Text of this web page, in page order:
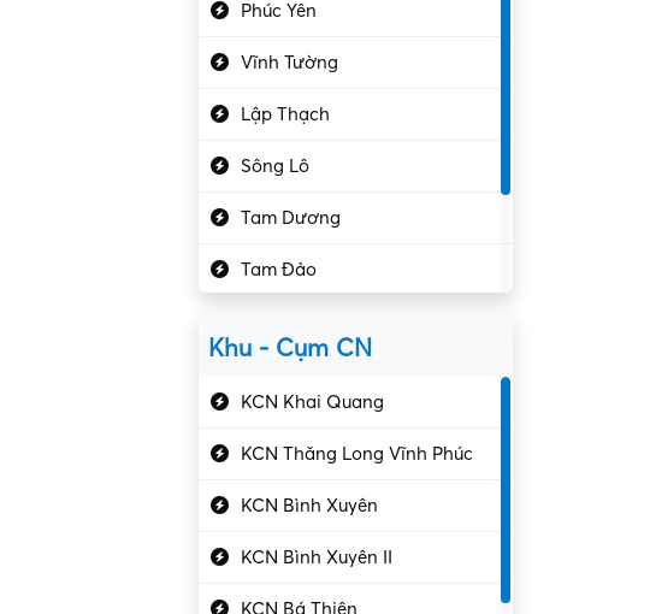
Kiểm soát chất lượng
Kỹ sư cơ khí
Kỹ sư điện
Kỹ thuật cao
Kỹ thuật mạng – IT
Làm bán thời gian
Lao động phổ thông
Phúc Yên
Vĩnh Tường
Lập Thạch
Sông Lô
Tam Dương
Tam Đảo
Khu - Cụm CN
KCN Khai Quang
KCN Thăng Long Vĩnh Phúc
KCN Bình Xuyên
KCN Bình Xuyên II
KCN Bá Thiện